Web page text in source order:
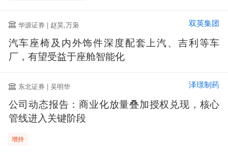
华源证券 | 赵昊,万枭 双英集团
汽车座椅及内外饰件深度配套上汽、吉利等车
厂，有望受益于座舱智能化
东北证券 | 吴明华 泽璟制药
公司动态报告：商业化放量叠加授权兑现，核心
管线进入关键阶段
增持